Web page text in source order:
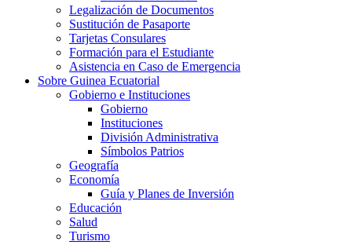
Legalización de Documentos
Sustitución de Pasaporte
Tarjetas Consulares
Formación para el Estudiante
Asistencia en Caso de Emergencia
Sobre Guinea Ecuatorial
Gobierno e Instituciones
Gobierno
Instituciones
División Administrativa
Símbolos Patrios
Geografía
Economía
Guía y Planes de Inversión
Educación
Salud
Turismo